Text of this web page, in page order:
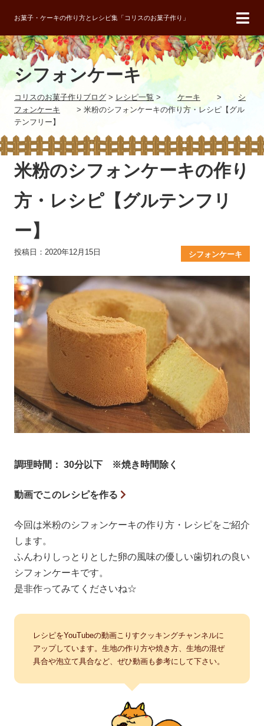
お菓子・ケーキの作り方とレシピ集「コリスのお菓子作り」
シフォンケーキ
コリスのお菓子作りブログ > レシピ一覧 > ケーキ >
シ
フォンケーキ
> 米粉のシフォンケーキの作り方・レシピ【グル
テンフリー】
米粉のシフォンケーキの作り
方・レシピ【グルテンフリ
ー】
投稿日：2020年12月15日 シフォンケーキ
調理時間： 30分以下 ※焼き時間除く
動画でこのレシピを作る
今回は米粉のシフォンケーキの作り方・レシピをご紹介
します。
ふんわりしっとりとした卵の風味の優しい歯切れの良い
シフォンケーキです。
是非作ってみてくださいね☆
レシピをYouTubeの動画こりすクッキングチャンネルに
アップしています。生地の作り方や焼き方、生地の混ぜ
具合や泡立て具合など、ぜひ動画も参考にして下さい。